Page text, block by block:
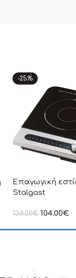
-25%
Επαγωγική
Stalgast
138.00€ 104.00€